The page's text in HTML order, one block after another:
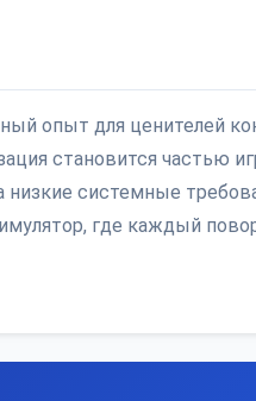
опыт для ценителей
становится частью
системные
где каждый